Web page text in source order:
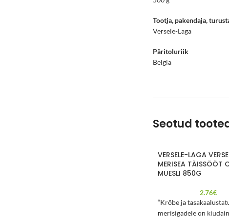
Tootja, pakendaja,
Versele-Laga
Päritoluriik
Belgia
Seotud
VERSELE-LAGA
MERISEA TÄISSÖÖT
MUESLI 850G
2.76€
“Krõbe ja
merisigadele on